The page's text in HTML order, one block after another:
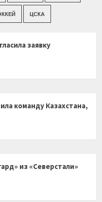
ЦСКА
заявку
команду Казахстана,
из «Северстали»